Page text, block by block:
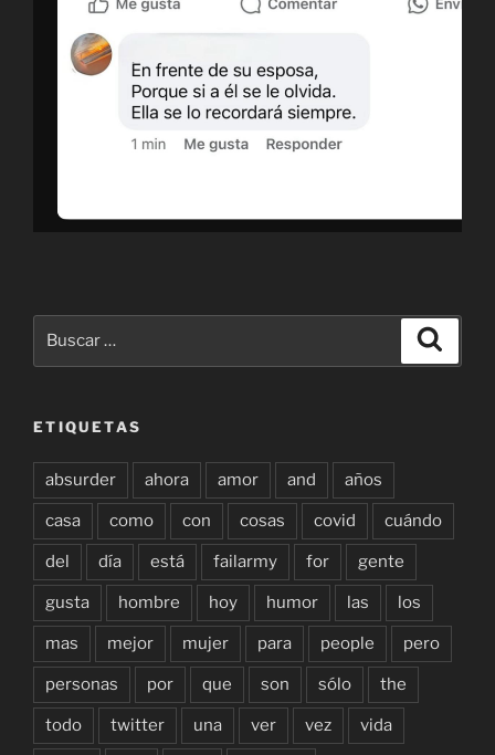
ETIQUETAS
absurder ahora amor and años
casa como con cosas covid cuándo
del día está failarmy for gente
gusta hombre hoy humor las los
mas mejor mujer para people pero
personas por que son sólo the
todo twitter una ver vez vida